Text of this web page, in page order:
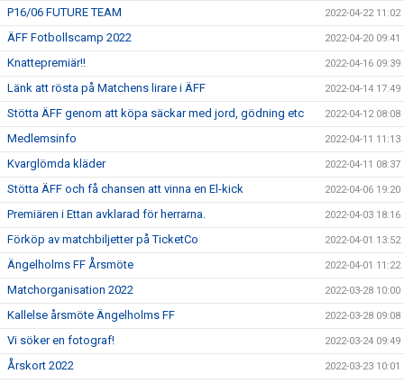
P16/06 FUTURE TEAM 2022-04-22 11:02
ÄFF Fotbollscamp 2022 2022-04-20 09:41
Knattepremiär!! 2022-04-16 09:39
Länk att rösta på Matchens lirare i ÄFF 2022-04-14 17:49
Stötta ÄFF genom att köpa säckar med jord, gödning etc 2022-04-12 08:08
Medlemsinfo 2022-04-11 11:13
Kvarglömda kläder 2022-04-11 08:37
Stötta ÄFF och få chansen att vinna en El-kick 2022-04-06 19:20
Premiären i Ettan avklarad för herrarna. 2022-04-03 18:16
Förköp av matchbiljetter på TicketCo 2022-04-01 13:52
Ängelholms FF Årsmöte 2022-04-01 11:22
Matchorganisation 2022 2022-03-28 10:00
Kallelse årsmöte Ängelholms FF 2022-03-28 09:08
Vi söker en fotograf! 2022-03-24 09:49
Årskort 2022 2022-03-23 10:01